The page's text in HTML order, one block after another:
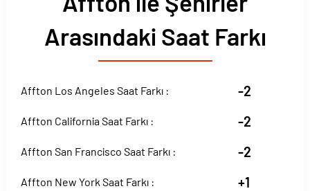
Arasındaki Saat Farkı
Affton Los Angeles Saat Farkı : -2
Affton California Saat Farkı : -2
Affton San Francisco Saat Farkı : -2
Affton New York Saat Farkı : +1